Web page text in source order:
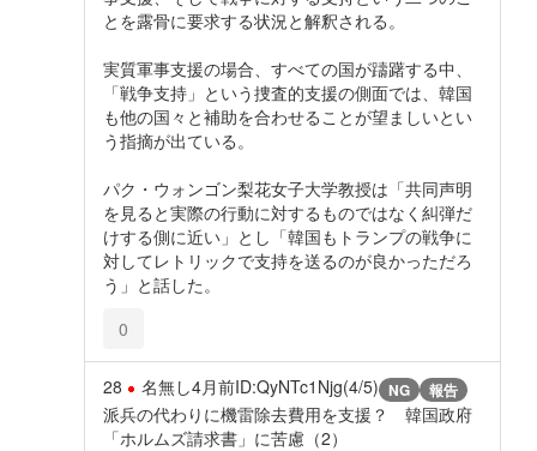
とを露骨に要求する状況と解釈される。
実質軍事支援の場合、すべての国が躊躇する中、
「戦争支持」という捜査的支援の側面では、韓国
も他の国々と補助を合わせることが望ましいとい
う指摘が出ている。
パク・ウォンゴン梨花女子大学教授は「共同声明
を見ると実際の行動に対するものではなく糾弾だ
けする側に近い」とし「韓国もトランプの戦争に
対してレトリックで支持を送るのが良かっただろ
う」と話した。
0
28 名無し4月前ID:QyNTc1Njg(4/5) NG 報告
派兵の代わりに機雷除去費用を支援？ 韓国政府
「ホルムズ請求書」に苦慮（2）